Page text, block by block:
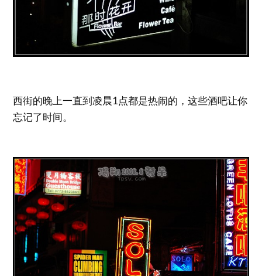
西街的晚上一直到凌晨1点都是热闹的，这些酒吧让你
忘记了时间。